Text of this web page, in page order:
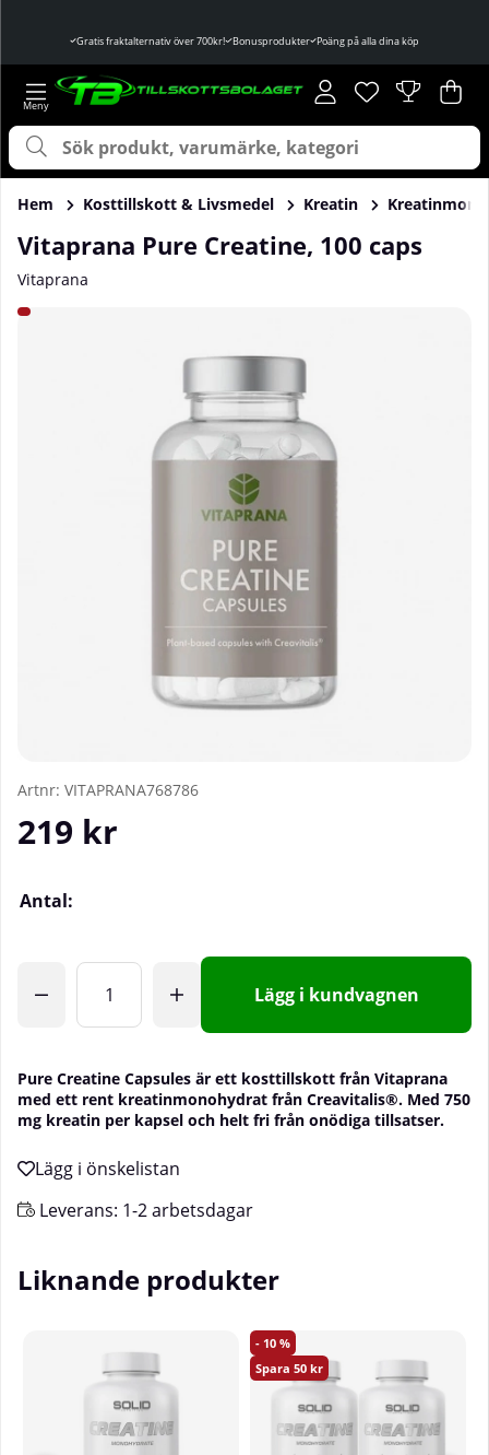
Gratis fraktalternativ över 700kr! Bonusprodukter Poäng på alla dina köp
Önskelista
Antal i
. .
Hem Kosttillskott & Livsmedel Kreatin
Vitaprana Pure Creatine, 100 caps
Vitaprana
Produktbilder Vitaprana Pure Creatine, 100 caps
Artnr: VITAPRANA768786
219 kr
Antal:
Lägg i kundvagnen
Pure Creatine Capsules är ett kosttillskott från Vitaprana
med ett rent kreatinmonohydrat från Creavitalis®. Med 750
mg kreatin per kapsel och helt fri från onödiga tillsatser.
Leverans: 1-2 arbetsdagar
Liknande produkter
10
50